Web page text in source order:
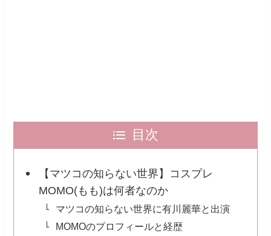
目次
【マツコの知らない世界】コスプレ
MOMO(もも)は何者なのか
マツコの知らない世界に有川麗華と出演
MOMOのプロフィールと経歴